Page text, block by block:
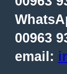
00963
email: